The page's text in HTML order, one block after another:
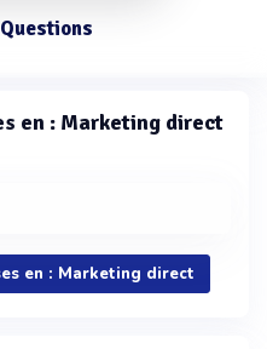
Questions
en : Marketing direct
en : Marketing direct